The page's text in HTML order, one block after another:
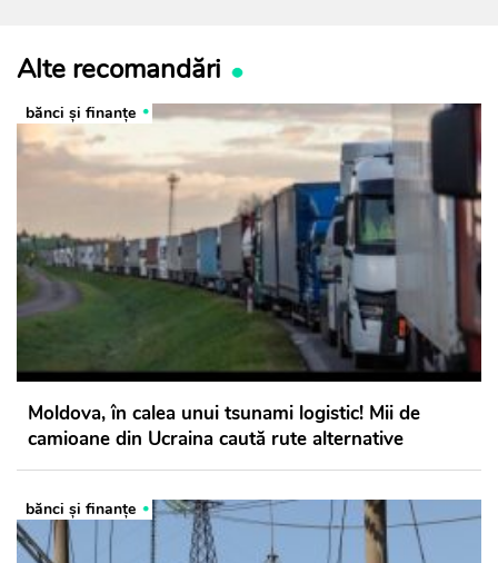
Alte recomandări
bănci şi finanţe
Moldova, în calea unui tsunami logistic! Mii de
camioane din Ucraina caută rute alternative
bănci şi finanţe